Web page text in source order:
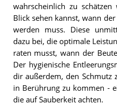
wahrscheinlich zu
Blick sehen kannst, wann
werden muss. Diese
dazu bei, die optimale
raten musst, wann der
Der hygienische
dir außerdem, den Schmutz
in Berührung zu kommen -
die auf Sauberkeit achten.